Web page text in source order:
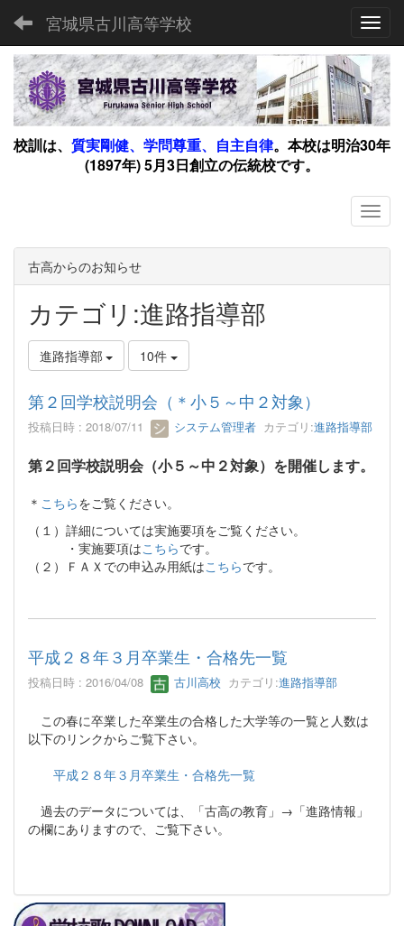
宮城県古川高等学校
校訓は、 質実剛健、学問尊重、自主自律。 本校は明治30年
(1897年) 5月3日創立の伝統校です。
古高からのお知らせ
カテゴリ:進路指導部
進路指導部 10件
第２回学校説明会（＊小５～中２対象）
投稿日時 : 2018/07/11 システム管理者 カテゴリ:進路指導部
第２回学校説明会（小５～中２対象）を開催します。
＊ こちらをご覧ください。
（１）詳細については実施要項をご覧ください。
・実施要項はこちらです。
（２）ＦＡＸでの申込み用紙はこちらです。
平成２８年３月卒業生・合格先一覧
投稿日時 : 2016/04/08 古川高校 カテゴリ:進路指導部
この春に卒業した卒業生の合格した大学等の一覧と人数は
以下のリンクからご覧下さい。
平成２８年３月卒業生・合格先一覧
過去のデータについては、「古高の教育」→「進路情報」
の欄にありますので、ご覧下さい。